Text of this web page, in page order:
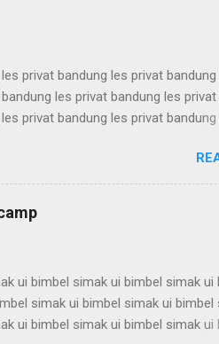
privat bandung les privat
les privat bandung les privat
privat bandung les privat bandung
privat bandung les privat
les privat bandung les
privat bandung les privat bandung
...
ui bimbel simak ui bimbel simak ui
simak ui bimbel simak ui bimbel
ui bimbel simak ui bimbel simak ui